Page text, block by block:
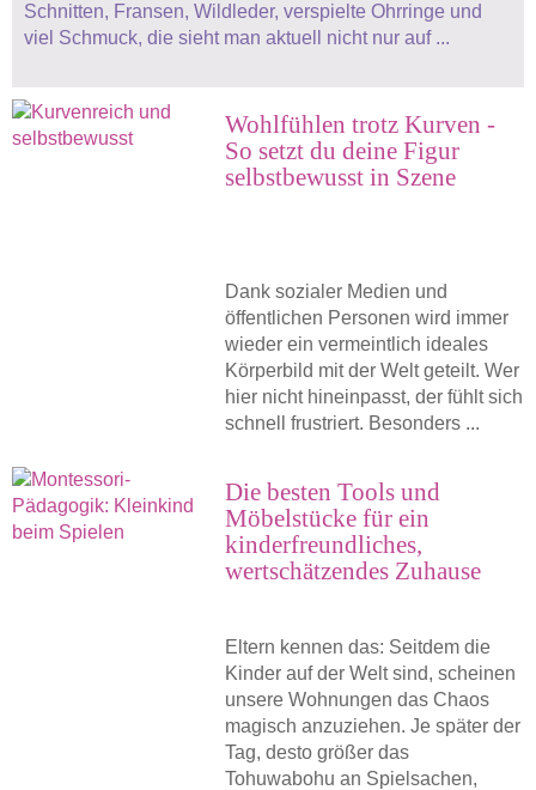
Schnitten, Fransen, Wildleder, verspielte Ohrringe und
viel Schmuck, die sieht man aktuell nicht nur auf ...
Wohlfühlen trotz Kurven -
So setzt du deine Figur
selbstbewusst in Szene
Dank sozialer Medien und
öffentlichen Personen wird immer
wieder ein vermeintlich ideales
Körperbild mit der Welt geteilt. Wer
hier nicht hineinpasst, der fühlt sich
schnell frustriert. Besonders ...
Die besten Tools und
Möbelstücke für ein
kinderfreundliches,
wertschätzendes Zuhause
Eltern kennen das: Seitdem die
Kinder auf der Welt sind, scheinen
unsere Wohnungen das Chaos
magisch anzuziehen. Je später der
Tag, desto größer das
Tohuwabohu an Spielsachen,